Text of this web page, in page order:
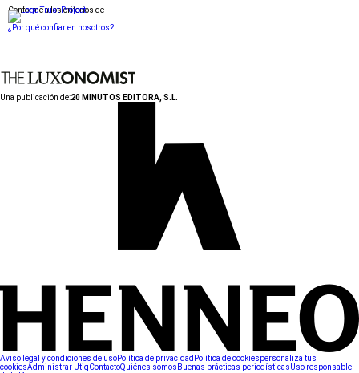
Conforme a los criterios de
¿Por qué confiar en nosotros?
Una publicación de:20 MINUTOS EDITORA, S.L.
Aviso legal y condiciones de usoPolítica de privacidad Política de cookiespersonaliza tus
cookiesAdministrar UtiqContactoQuiénes somos Buenas prácticas periodísticasUso responsable